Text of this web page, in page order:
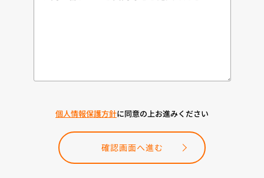
個人情報保護方針に同意の上お進みください
確認画面へ進む